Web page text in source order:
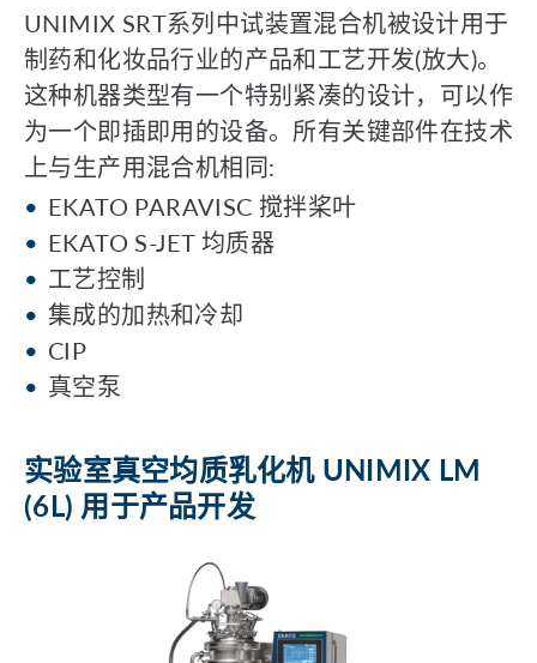
UNIMIX SRT系列中试装置混合机被设计用于
制药和化妆品行业的产品和工艺开发(放大)。
这种机器类型有一个特别紧凑的设计，可以作
为一个即插即用的设备。所有关键部件在技术
上与生产用混合机相同:
EKATO PARAVISC 搅拌桨叶
EKATO S-JET 均质器
工艺控制
集成的加热和冷却
CIP
真空泵
实验室真空均质乳化机 UNIMIX LM
(6L) 用于产品开发